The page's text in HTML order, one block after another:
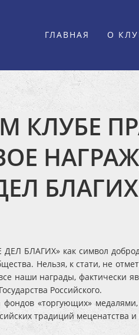
ГЛАВНАЯ О
КЛУБЕ
БЛАГИХ» как символ
Нельзя, к стати, не
наши награды, фактически
Российского.
«торгующих»
традиций меценатства